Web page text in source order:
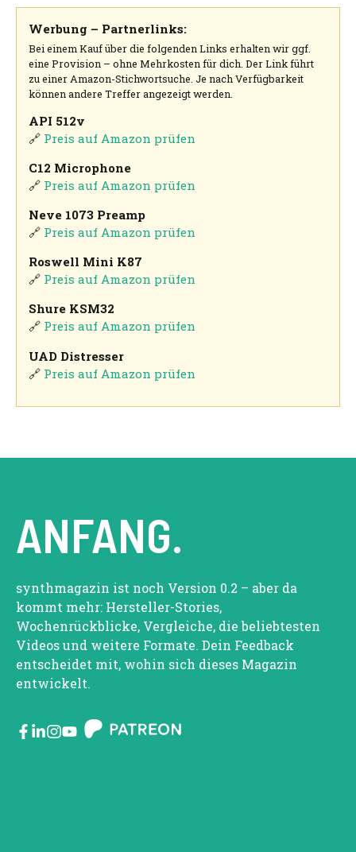
Werbung – Partnerlinks:
Bei einem Kauf über die folgenden Links erhalten wir ggf.
eine Provision – ohne Mehrkosten für dich. Der Link führt
zu einer Amazon-Stichwortsuche. Je nach Verfügbarkeit
können andere Treffer angezeigt werden.
API 512v
🔗 Preis auf Amazon prüfen
C12 Microphone
🔗 Preis auf Amazon prüfen
Neve 1073 Preamp
🔗 Preis auf Amazon prüfen
Roswell Mini K87
🔗 Preis auf Amazon prüfen
Shure KSM32
🔗 Preis auf Amazon prüfen
UAD Distresser
🔗 Preis auf Amazon prüfen
ANFANG.
synthmagazin ist noch Version 0.2 – aber da
kommt mehr: Hersteller-Stories,
Wochenrückblicke, Vergleiche, die beliebtesten
Videos und weitere Formate. Dein Feedback
entscheidet mit, wohin sich dieses Magazin
entwickelt.